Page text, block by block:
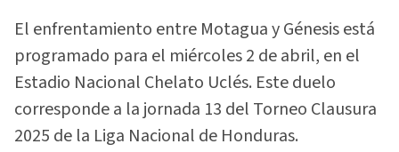
El enfrentamiento entre Motagua y Génesis está
programado para el miércoles 2 de abril, en el
Estadio Nacional Chelato Uclés. Este duelo
corresponde a la jornada 13 del Torneo Clausura
2025 de la Liga Nacional de Honduras.